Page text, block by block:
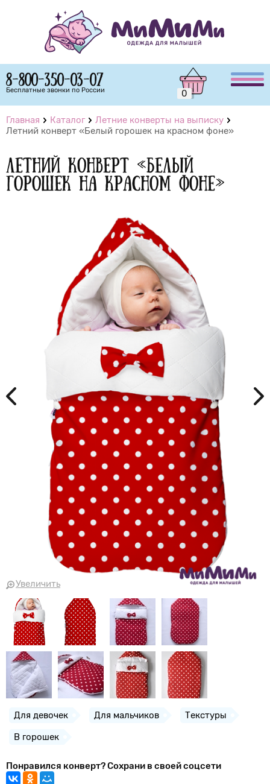
8-800-350-03-07
Бесплатные звонки по России 0
Главная Каталог
Летние конверты на выписку
Летний конверт «Белый горошек на красном фоне»
Летний конверт «Белый
горошек на красном фоне»
Увеличить
Для девочек Для мальчиков
Текстуры
В горошек
Понравился конверт? Сохрани в своей соцсети